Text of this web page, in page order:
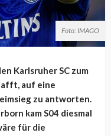
Foto: IMAGO
Karlsruher SC zum
auf eine
zu antworten.
kam S04 diesmal
für die